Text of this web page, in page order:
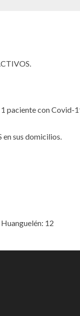
paciente con Covid-
en sus domicilios.
12